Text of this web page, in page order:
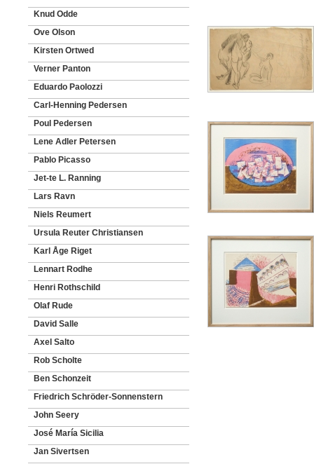
Knud Odde
Ove Olson
Kirsten Ortwed
Verner Panton
Eduardo Paolozzi
Carl-Henning Pedersen
Poul Pedersen
Lene Adler Petersen
Pablo Picasso
Jet-te L. Ranning
Lars Ravn
Niels Reumert
Ursula Reuter Christiansen
Karl Åge Riget
Lennart Rodhe
Henri Rothschild
Olaf Rude
David Salle
Axel Salto
Rob Scholte
Ben Schonzeit
Friedrich Schröder-Sonnenstern
John Seery
José María Sicilia
Jan Sivertsen